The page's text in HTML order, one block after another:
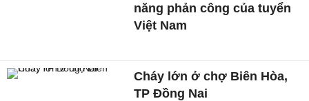
năng phản công của tuyển
Việt Nam
Cháy lớn ở chợ Biên Hòa,
TP Đồng Nai